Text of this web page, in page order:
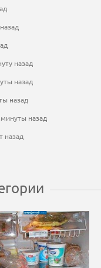
назад
назад
назад
назад
назад